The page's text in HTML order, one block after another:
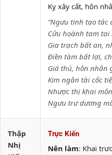
Kỵ xây cất, hôn
“Ngưu tinh tạo tác
Cửu hoành tam tai
Gia trạch bất an,
Điền tàm bất lợi,
Giá thú, hôn nhân
Kim ngân tài cốc
Nhược thị khai
Ngưu trư dương
Thập
Nhị
Trực Kiến
Nên làm: Khai